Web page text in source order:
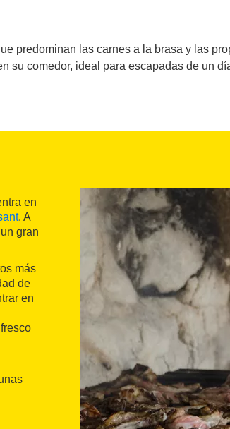
predominan las carnes a la brasa y las
su comedor, ideal para escapadas de un
en
. A
gran
más
de
en